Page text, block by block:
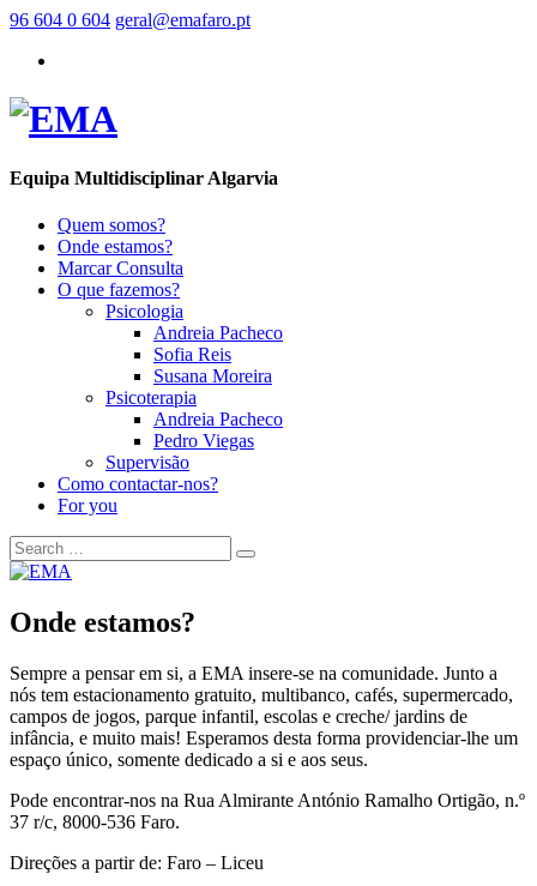
96 604 0 604 geral@emafaro.pt
Equipa Multidisciplinar Algarvia
Quem somos?
Onde estamos?
Marcar Consulta
O que fazemos?
Psicologia
Andreia Pacheco
Sofia Reis
Susana Moreira
Psicoterapia
Andreia Pacheco
Pedro Viegas
Supervisão
Como contactar-nos?
For you
Onde estamos?
Sempre a pensar em si, a EMA insere-se na comunidade. Junto a
nós tem estacionamento gratuito, multibanco, cafés, supermercado,
campos de jogos, parque infantil, escolas e creche/ jardins de
infância, e muito mais! Esperamos desta forma providenciar-lhe um
espaço único, somente dedicado a si e aos seus.
Pode encontrar-nos na Rua Almirante António Ramalho Ortigão, n.º
37 r/c, 8000-536 Faro.
Direções a partir de: Faro – Liceu